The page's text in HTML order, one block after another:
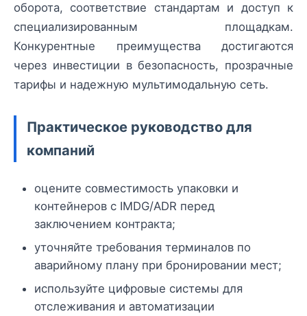
оборота, соответствие стандартам и доступ к
специализированным площадкам.
Конкурентные преимущества достигаются
через инвестиции в безопасность, прозрачные
тарифы и надежную мультимодальную сеть.
Практическое руководство для
компаний
оцените совместимость упаковки и
контейнеров с IMDG/ADR перед
заключением контракта;
уточняйте требования терминалов по
аварийному плану при бронировании мест;
используйте цифровые системы для
отслеживания и автоматизации